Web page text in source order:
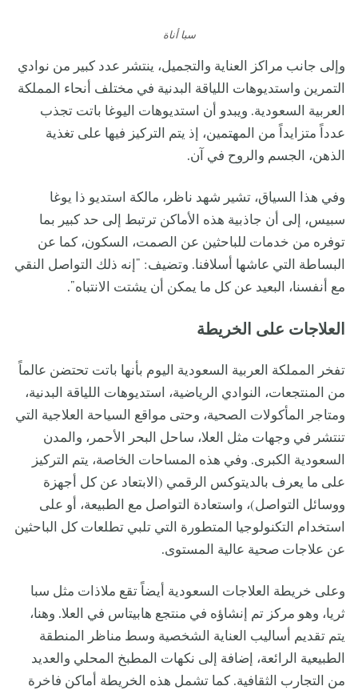
سبا أناة
وإلى جانب مراكز العناية والتجميل، ينتشر عدد كبير من نوادي
التمرين واستديوهات اللياقة البدنية في مختلف أنحاء المملكة
العربية السعودية. ويبدو أن استديوهات اليوغا باتت تجذب
عدداً متزايداً من المهتمين، إذ يتم التركيز فيها على تغذية
الذهن، الجسم والروح في آن.
وفي هذا السياق، تشير شهد ناظر، مالكة استديو ذا يوغا
سبيس، إلى أن جاذبية هذه الأماكن ترتبط إلى حد كبير بما
توفره من خدمات للباحثين عن الصمت، السكون، كما عن
البساطة التي عاشها أسلافنا. وتضيف: "إنه ذلك التواصل النقي
مع أنفسنا، البعيد عن كل ما يمكن أن يشتت الانتباه".
العلاجات على الخريطة
تفخر المملكة العربية السعودية اليوم بأنها باتت تحتضن عالماً
من المنتجعات، النوادي الرياضية، استديوهات اللياقة البدنية،
ومتاجر المأكولات الصحية، وحتى مواقع السياحة العلاجية التي
تنتشر في وجهات مثل العلا، ساحل البحر الأحمر، والمدن
السعودية الكبرى. وفي هذه المساحات الخاصة، يتم التركيز
على ما يعرف بالديتوكس الرقمي (الابتعاد عن كل أجهزة
ووسائل التواصل)، واستعادة التواصل مع الطبيعة، أو على
استخدام التكنولوجيا المتطورة التي تلبي تطلعات كل الباحثين
عن علاجات صحية عالية المستوى.
وعلى خريطة العلاجات السعودية أيضاً تقع ملاذات مثل سبا
ثريا، وهو مركز تم إنشاؤه في منتجع هابيتاس في العلا. وهنا،
يتم تقديم أساليب العناية الشخصية وسط مناظر المنطقة
الطبيعية الرائعة، إضافة إلى نكهات المطبخ المحلي والعديد
من التجارب الثقافية. كما تشمل هذه الخريطة أماكن فاخرة